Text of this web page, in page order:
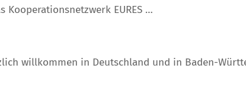
EURES …
willkommen in Deutschland und in Baden-